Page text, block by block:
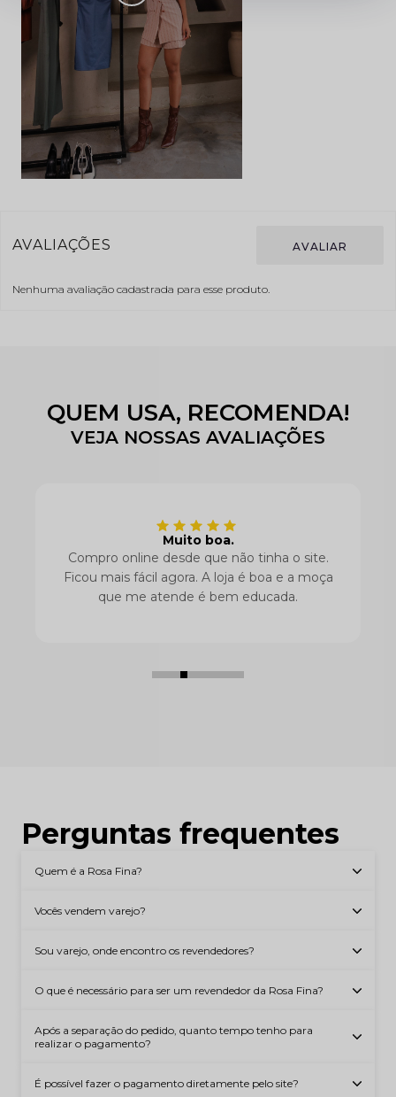
Nenhuma avaliação cadastrada para esse produto.
QUEM USA, RECOMENDA!
VEJA NOSSAS AVALIAÇÕES
Muito boa.
Compro online desde que não tinha o site.
Ficou mais fácil agora. A loja é boa e a moça
que me atende é bem educada.
Perguntas frequentes
Quem é a Rosa Fina?
Vocês vendem varejo?
Sou varejo, onde encontro os revendedores?
O que é necessário para ser um revendedor da Rosa Fina?
Após a separação do pedido, quanto tempo tenho para
realizar o pagamento?
É possível fazer o pagamento diretamente pelo site?